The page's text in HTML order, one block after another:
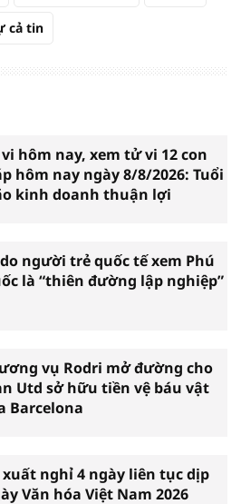
cả tin
hôm nay, xem tử vi 12 con
hôm nay ngày 8/8/2026: Tuổi
kinh doanh thuận lợi
người trẻ quốc tế xem Phú
là “thiên đường lập nghiệp”
vụ Rodri mở đường cho
Utd sở hữu tiền vệ báu vật
Barcelona
nghỉ 4 ngày liên tục dịp
Văn hóa Việt Nam 2026